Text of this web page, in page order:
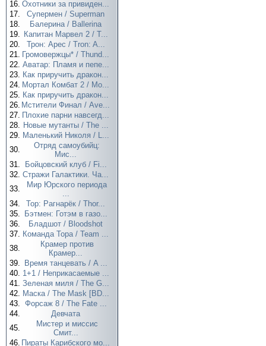
16. Охотники за привиден...
17.
Супермен / Superman
18.
Балерина / Ballerina
19. Капитан Марвел 2 / T...
20.
Трон: Арес / Tron: A...
21. Громовержцы* / Thund...
22. Аватар: Пламя и пепе...
23. Как приручить дракон...
24. Мортал Комбат 2 / Mo...
25. Как приручить дракон...
26. Мстители Финал / Ave...
27. Плохие парни навсегд...
28. Новые мутанты / The ...
29. Маленький Николя / L...
30.
Отряд самоубийц:
Мис...
31.
Бойцовский клуб / Fi...
32. Стражи Галактики. Ча...
33.
Мир Юрского периода
...
34.
Тор: Рагнарёк / Thor...
35.
Бэтмен: Готэм в газо...
36.
Бладшот / Bloodshot
37. Команда Тора / Team ...
38.
Крамер против
Крамер...
39.
Время танцевать / A ...
40. 1+1 / Неприкасаемые ...
41. Зеленая миля / The G...
42. Маска / The Mask [BD...
43. Форсаж 8 / The Fate ...
44.
Девчата
45.
Мистер и миссис
Смит...
46. Пираты Карибского мо...